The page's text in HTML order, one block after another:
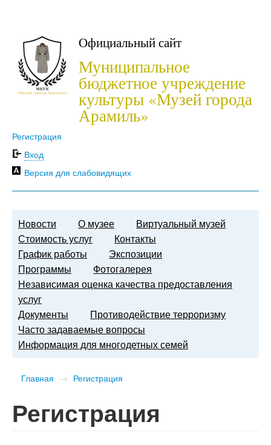
Официальный сайт
Муниципальное
бюджетное учреждение
культуры «Музей города
Арамиль»
Регистрация
Вход
Версия для слабовидящих
Новости О музее
Виртуальный музей
Стоимость услуг
Контакты
График работы
Экспозиции
Программы
Фотогалерея
Независимая оценка качества предоставления
услуг
Документы
Противодействие терроризму
Часто задаваемые вопросы
Информация для многодетных семей
Главная → Регистрация
Регистрация